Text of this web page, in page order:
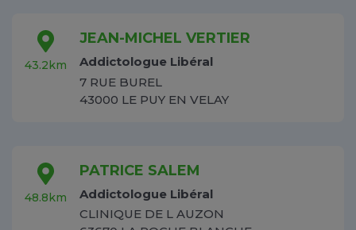
43.2km
JEAN-MICHEL VERTIER
Addictologue Libéral
7 RUE BUREL
43000 LE PUY EN VELAY
48.8km
PATRICE SALEM
Addictologue Libéral
CLINIQUE DE L AUZON